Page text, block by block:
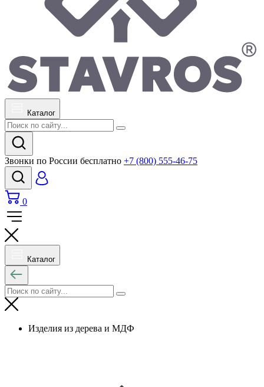
Каталог
Звонки по России бесплатно +7 (800) 555-46-75
0
Каталог
Изделия из дерева и МДФ